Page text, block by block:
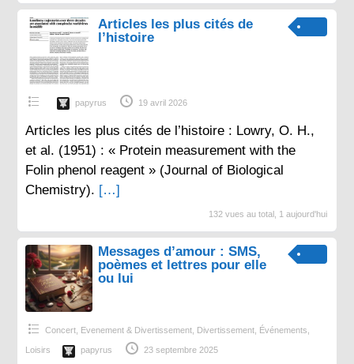
Articles les plus cités de
l’histoire
papyrus 19 avril 2026
Articles les plus cités de l’histoire : Lowry, O. H.,
et al. (1951) : « Protein measurement with the
Folin phenol reagent » (Journal of Biological
Chemistry). […]
132 vues au total, 1 aujourd'hui
Messages d’amour : SMS,
poèmes et lettres pour elle
ou lui
Concert, Evenement & Divertissement, Divertissement, Événements,
Loisirs papyrus 23 septembre 2025